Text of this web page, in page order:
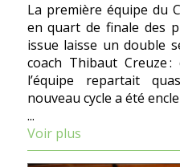
La première équipe du
en quart de finale des
issue laisse un double
coach Thibaut Creuze
l’équipe repartait
nouveau cycle a été
...
Voir plus